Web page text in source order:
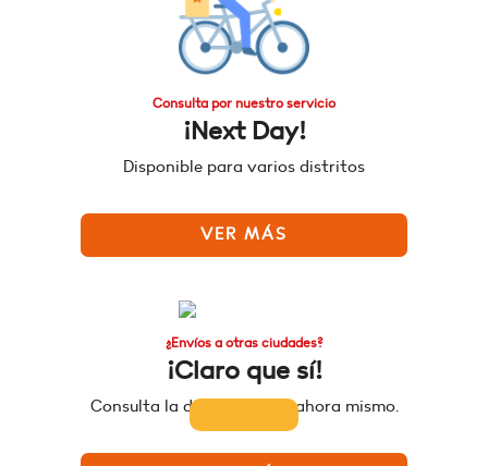
Consulta por nuestro servicio
¡Next Day!
Disponible para varios distritos
VER MÁS
¿Envíos a otras ciudades?
¡Claro que sí!
Consulta la disponibilidad ahora mismo.